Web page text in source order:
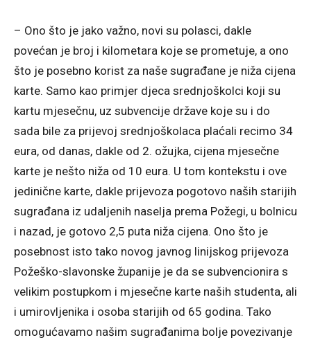
– Ono što je jako važno, novi su polasci, dakle
povećan je broj i kilometara koje se prometuje, a ono
što je posebno korist za naše sugrađane je niža cijena
karte. Samo kao primjer djeca srednjoškolci koji su
kartu mjesečnu, uz subvencije države koje su i do
sada bile za prijevoj srednjoškolaca plaćali recimo 34
eura, od danas, dakle od 2. ožujka, cijena mjesečne
karte je nešto niža od 10 eura. U tom kontekstu i ove
jedinične karte, dakle prijevoza pogotovo naših starijih
sugrađana iz udaljenih naselja prema Požegi, u bolnicu
i nazad, je gotovo 2,5 puta niža cijena. Ono što je
posebnost isto tako novog javnog linijskog prijevoza
Požeško-slavonske županije je da se subvencionira s
velikim postupkom i mjesečne karte naših studenta, ali
i umirovljenika i osoba starijih od 65 godina. Tako
omogućavamo našim sugrađanima bolje povezivanje